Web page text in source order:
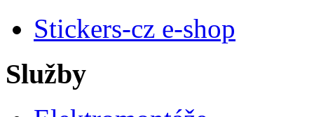
Stickers-cz e-shop
Služby